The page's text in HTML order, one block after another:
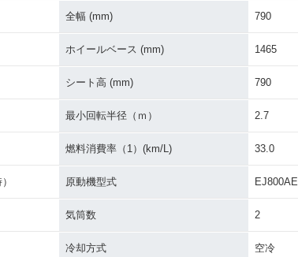
新登場
2015年 W800 Limited E
dition・特別・限定仕様
tion・特別・限定仕様
全幅 (mm) 790
ホイールベース (mm) 1465
シート高 (mm) 790
最小回転半径（ｍ） 2.7
燃料消費率（1）(km/L) 33.0
原動機型式 EJ800AE
気筒数 2
冷却方式 空冷